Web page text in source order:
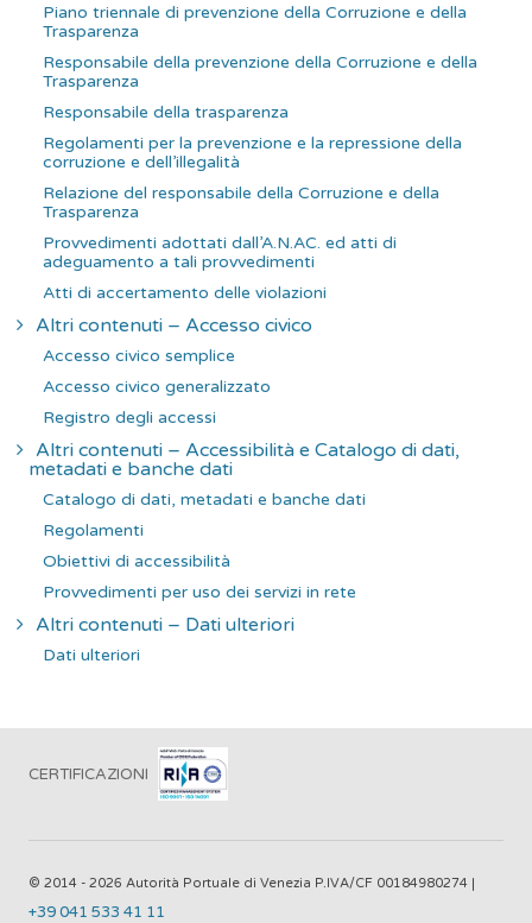
Piano triennale di prevenzione della Corruzione e della
Trasparenza
Responsabile della prevenzione della Corruzione e della
Trasparenza
Responsabile della trasparenza
Regolamenti per la prevenzione e la repressione della
corruzione e dell’illegalità
Relazione del responsabile della Corruzione e della
Trasparenza
Provvedimenti adottati dall’A.N.AC. ed atti di
adeguamento a tali provvedimenti
Atti di accertamento delle violazioni
Altri contenuti – Accesso civico
Accesso civico semplice
Accesso civico generalizzato
Registro degli accessi
Altri contenuti – Accessibilità e Catalogo di dati,
metadati e banche dati
Catalogo di dati, metadati e banche dati
Regolamenti
Obiettivi di accessibilità
Provvedimenti per uso dei servizi in rete
Altri contenuti – Dati ulteriori
Dati ulteriori
CERTIFICAZIONI
© 2014 - 2026 Autorità Portuale di Venezia P.IVA/CF 00184980274 |
+39 041 533 41 11